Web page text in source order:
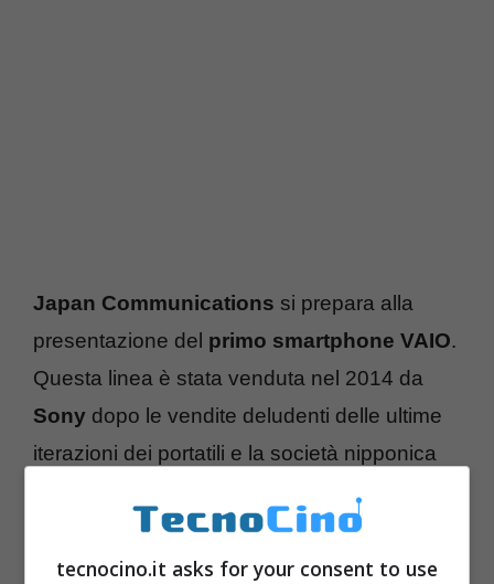
Japan Communications si prepara alla
presentazione del primo smartphone VAIO.
Questa linea è stata venduta nel 2014 da
Sony dopo le vendite deludenti delle ultime
iterazioni dei portatili e la società nipponica
che continuare ad assorbire perdite. Japan
Communications ha acquisito il marchio
tecnocino.it asks for your consent to use